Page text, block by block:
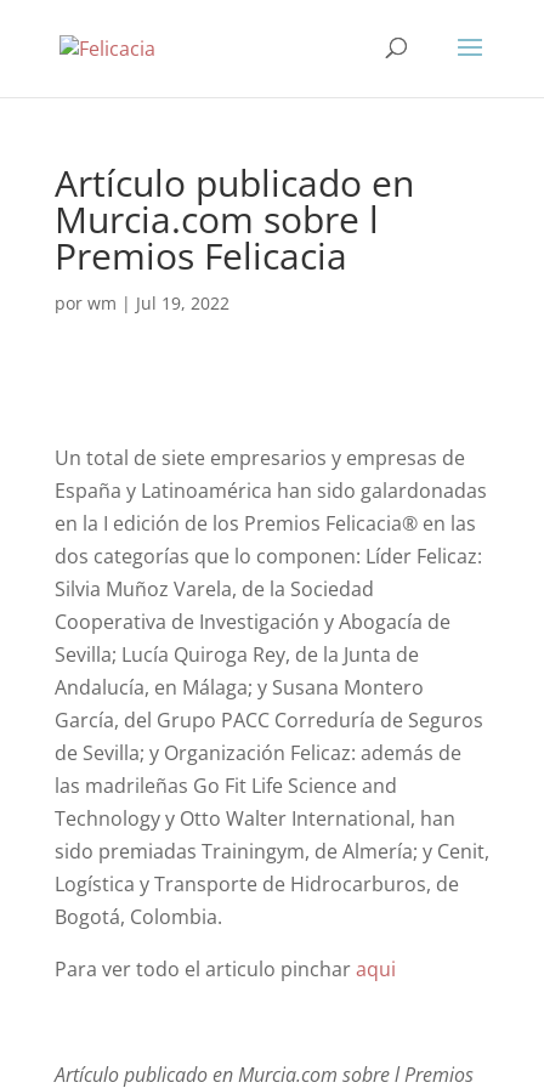
Artículo publicado en
Murcia.com sobre l
Premios Felicacia
por wm | Jul 19, 2022
Un total de siete empresarios y empresas de
España y Latinoamérica han sido galardonadas
en la I edición de los Premios Felicacia® en las
dos categorías que lo componen: Líder Felicaz:
Silvia Muñoz Varela, de la Sociedad
Cooperativa de Investigación y Abogacía de
Sevilla; Lucía Quiroga Rey, de la Junta de
Andalucía, en Málaga; y Susana Montero
García, del Grupo PACC Correduría de Seguros
de Sevilla; y Organización Felicaz: además de
las madrileñas Go Fit Life Science and
Technology y Otto Walter International, han
sido premiadas Trainingym, de Almería; y Cenit,
Logística y Transporte de Hidrocarburos, de
Bogotá, Colombia.
Para ver todo el articulo pincharaqui
Artículo publicado en Murcia.com sobre l Premios